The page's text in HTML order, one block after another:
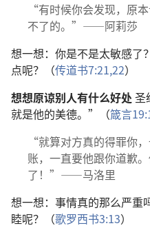
“有时候你会发现，原
不了的。”——阿莉莎
想一想：你是不是太敏感了
点呢？（传道书7:21,22）
想想原谅别人有什么好处 圣
就是他的美德。”（箴言
“就算对方真的得罪你
账，一直要他跟你道歉
了！”——马洛里
想一想：事情真的那么严重
睦呢？（歌罗西书3:13）